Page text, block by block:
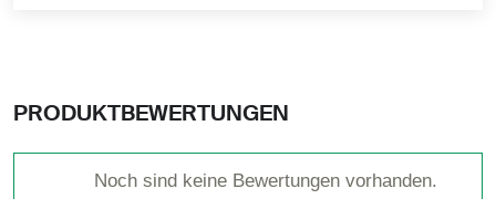
PRODUKTBEWERTUNGEN
Noch sind keine Bewertungen vorhanden.